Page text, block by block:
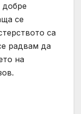
добре
се
са
радвам да
на